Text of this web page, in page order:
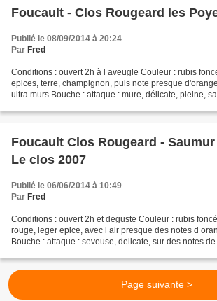
Foucault - Clos Rougeard les
Publié le 08/09/2014 à 20:24
Par Fred
Conditions : ouvert 2h à l aveugle Couleur : rubis
epices, terre, champignon, puis note presque
ultra murs Bouche : attaque : mure, délicate, pleine,
Foucault Clos Rougeard -
Le clos 2007
Publié le 06/06/2014 à 10:49
Par Fred
Conditions : ouvert 2h et deguste Couleur : rubis
rouge, leger epice, avec l air presque des notes d
Bouche : attaque : seveuse, delicate, sur des notes
Page suivante >